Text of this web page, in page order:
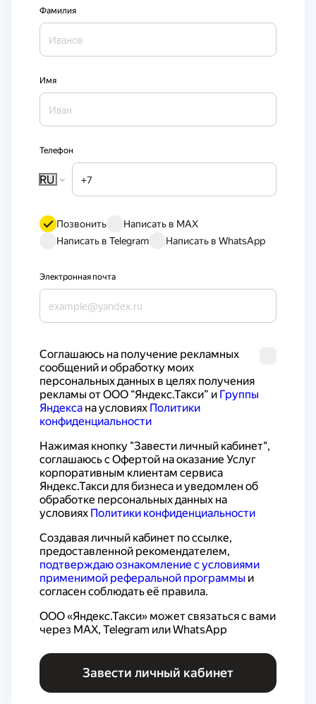
Фамилия
Имя
Телефон
RU
Позвонить
Написать в MAX
Написать в Telegram
Написать в WhatsApp
Электронная почта
Cоглашаюсь на получение рекламных
сообщений и обработку моих
персональных данных в целях получения
рекламы от ООО “Яндекс.Такси” и Группы
Яндекса на условиях Политики
конфиденциальности
Нажимая кнопку "Завести личный кабинет",
соглашаюсь с Офертой на оказание Услуг
корпоративным клиентам сервиса
Яндекс.Такси для бизнеса и уведомлен об
обработке персональных данных на
условиях Политики конфиденциальности
Создавая личный кабинет по ссылке,
подтверждаю ознакомление с условиями
применимой реферальной программы и
согласен соблюдать её правила.
ООО «Яндекс.Такси» может связаться с вами
через MAX, Telegram или WhatsApp
Завести личный кабинет